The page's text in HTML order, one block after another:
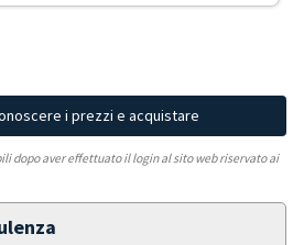
i prezzi e acquistare
dopo aver effettuato il login al sito web riservato ai